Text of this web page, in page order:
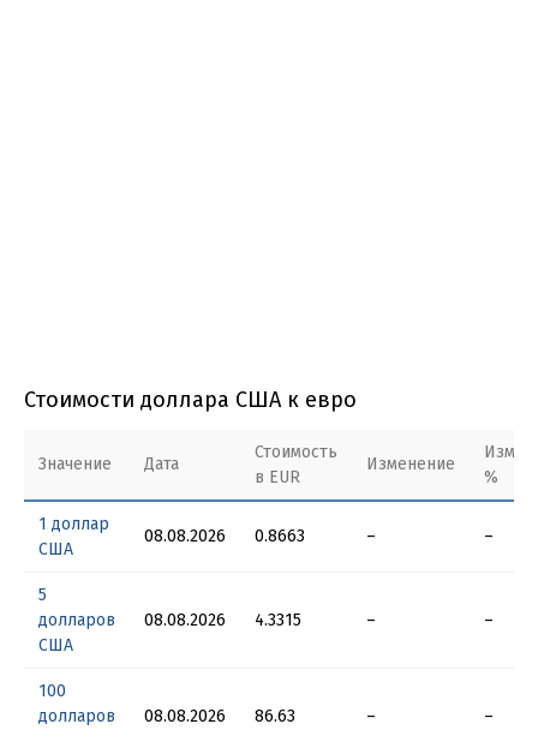
Стоимости доллара США к евро
Значение Дата
Стоимость
в EUR
Изменение
%
1 доллар
США
08.08.2026 0.8663 – –
5
долларов
США
08.08.2026 4.3315 – –
100
долларов
08.08.2026 86.63 – –